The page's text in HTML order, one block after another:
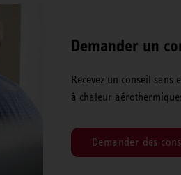
Demander un
Recevez un conseil
à chaleur
Demander des